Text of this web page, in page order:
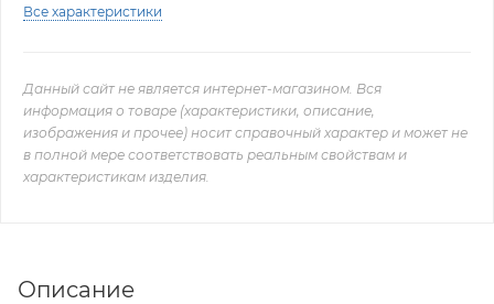
Все характеристики
Данный сайт не является интернет-магазином. Вся
информация о товаре (характеристики, описание,
изображения и прочее) носит справочный характер и может не
в полной мере соответствовать реальным свойствам и
характеристикам изделия.
Описание